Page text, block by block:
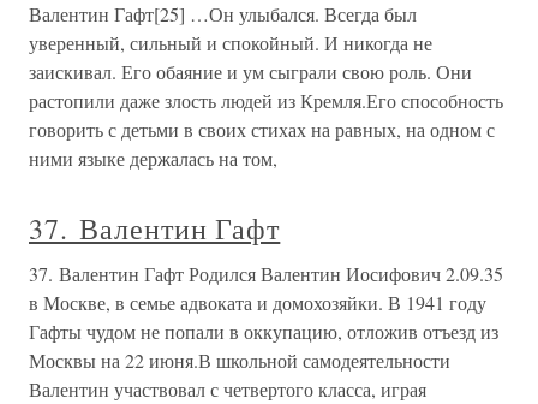
Валентин Гафт[25] …Он улыбался. Всегда был
уверенный, сильный и спокойный. И никогда не
заискивал. Его обаяние и ум сыграли свою роль. Они
растопили даже злость людей из Кремля.Его способность
говорить с детьми в своих стихах на равных, на одном с
ними языке держалась на том,
37. Валентин Гафт
37. Валентин Гафт Родился Валентин Иосифович 2.09.35
в Москве, в семье адвоката и домохозяйки. В 1941 году
Гафты чудом не попали в оккупацию, отложив отъезд из
Москвы на 22 июня.В школьной самодеятельности
Валентин участвовал с четвертого класса, играя